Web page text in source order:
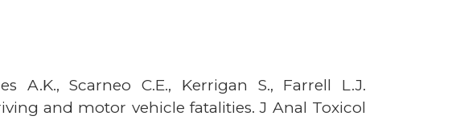
A.K., Scarneo C.E., Kerrigan S., Farrell L.J.
and motor vehicle fatalities. J Anal Toxicol